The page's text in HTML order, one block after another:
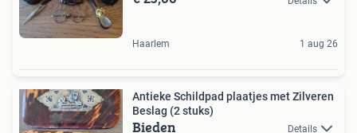
Haarlem 1 aug 26
Antieke Schildpad plaatjes met Zilveren
Beslag (2 stuks)
Bieden Details